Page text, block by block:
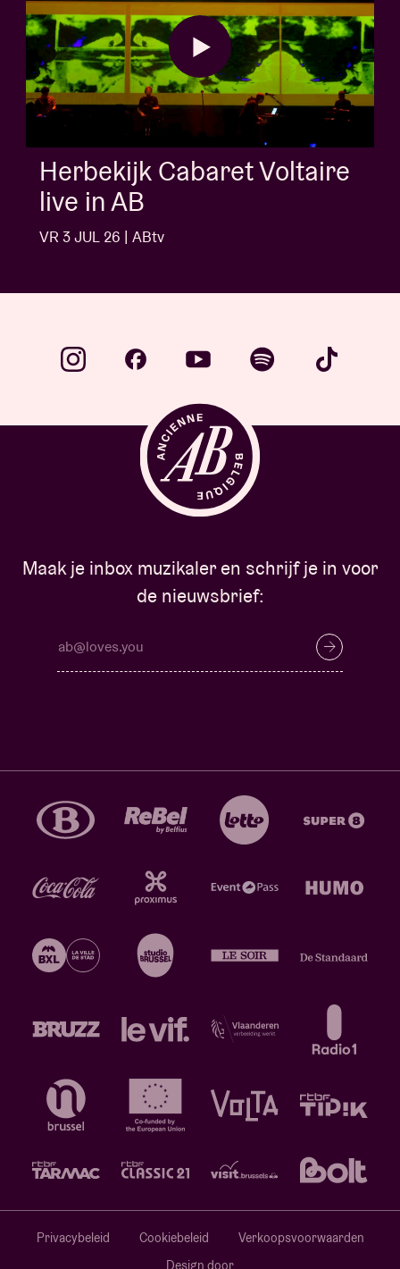
AB Session met Kids With
Buns
VR 3 JUL 26 | ABtv
Maak je inbox muzikaler en schrijf je in voor
de nieuwsbrief:
Privacybeleid Cookiebeleid
Verkoopsvoorwaarden
Design door